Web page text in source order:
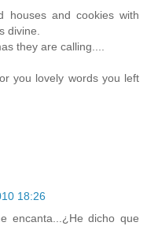
houses and cookies with
divine.
they are calling....
you lovely words you left
18:26
encanta...¿He dicho que